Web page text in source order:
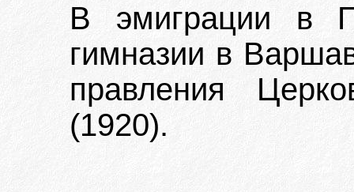
В эмиграции в
гимназии в
правления
(1920).